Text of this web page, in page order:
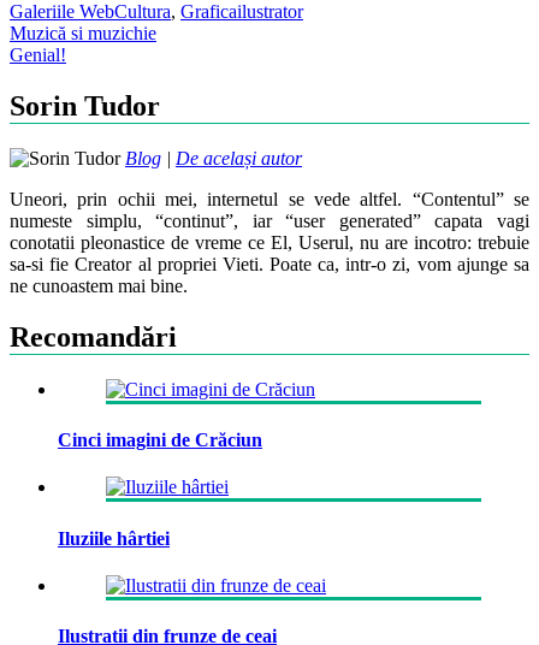
Galeriile WebCultura, Graficailustrator
Post
navigation
Muzică si muzichie
Genial!
Sorin Tudor
Blog | De același autor
Uneori, prin ochii mei, internetul se vede altfel. “Contentul” se
numeste simplu, “continut”, iar “user generated” capata vagi
conotatii pleonastice de vreme ce El, Userul, nu are incotro: trebuie
sa-si fie Creator al propriei Vieti. Poate ca, intr-o zi, vom ajunge sa
ne cunoastem mai bine.
Recomandări
Cinci imagini de Crăciun
Iluziile hârtiei
Ilustratii din frunze de ceai